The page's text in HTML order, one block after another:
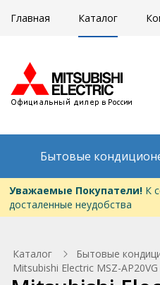
Главная Каталог
Бытовые
Уважаемые Покупатели!К
досталенные неудобства
Каталог Бытовые
Mitsubishi Electric MSZ-